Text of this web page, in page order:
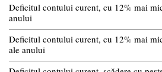
Deficitul contului curent, cu 12% mai
anului
Deficitul contului curent, cu 12% mai
ale anului